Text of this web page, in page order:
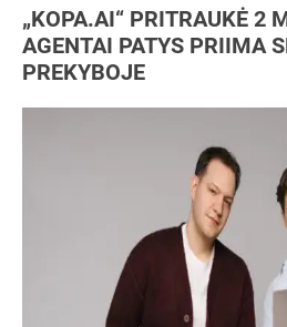
„KOPA.AI“ PRITRAUKĖ 2
AGENTAI PATYS PRIIMA
PREKYBOJE